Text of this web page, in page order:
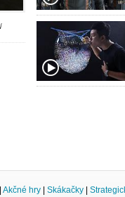
Akčné hry Skákačky